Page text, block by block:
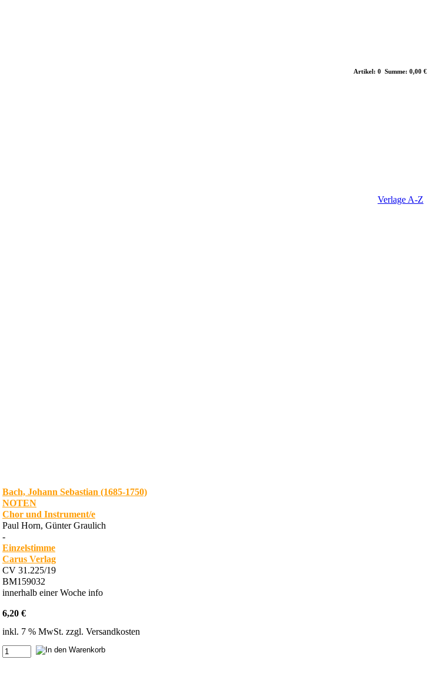
Artikel: 0 Summe: 0,00 €
Verlage A-Z
Bach, Johann Sebastian (1685-1750)
NOTEN
Chor und Instrument/e
Paul Horn, Günter Graulich
-
Einzelstimme
Carus Verlag
CV 31.225/19
BM159032
innerhalb einer Woche info
6,20 €
inkl. 7 % MwSt. zzgl. Versandkosten